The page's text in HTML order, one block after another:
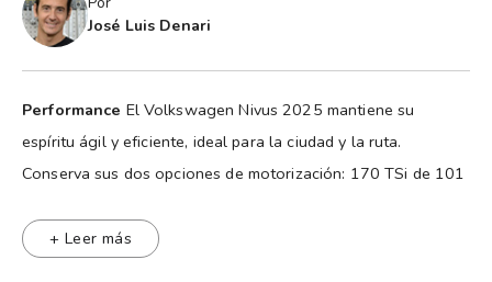
José Luis Denari
Performance El Volkswagen Nivus 2025 mantiene su
espíritu ágil y eficiente, ideal para la ciudad y la ruta.
Conserva sus dos opciones de motorización: 170 TSi de 101
caja automática Tiptronic de 6 velocidades, ambos
+ Leer más